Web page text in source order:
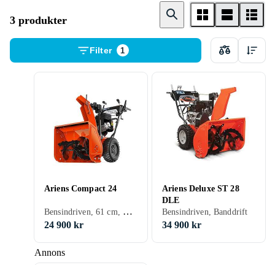
3 produkter
Filter 1
Annons
Ariens Compact 24
Bensindriven, 61 cm, Hjul
24 900 kr
Ariens Deluxe ST 28
DLE
Bensindriven, Banddrift
34 900 kr